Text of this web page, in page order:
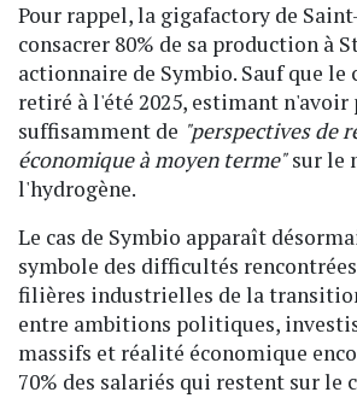
Pour rappel, la gigafactory de
consacrer 80% de sa production à
actionnaire de Symbio. Sauf que le
retiré à l'été 2025, estimant n'avoir
suffisamment de "perspectives de
économique à moyen terme"sur le
l'hydrogène.
Le cas de Symbio apparaît
symbole des difficultés
filières industrielles de la
entre ambitions politiques,
massifs et réalité économique
70% des salariés qui restent sur le